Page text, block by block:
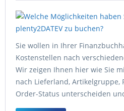
Sie wollen in Ihrer
Kostenstellen nach
Wir zeigen Ihnen hier wie Sie
nach Lieferland, Artikelgruppe,
Order-Status unterscheiden